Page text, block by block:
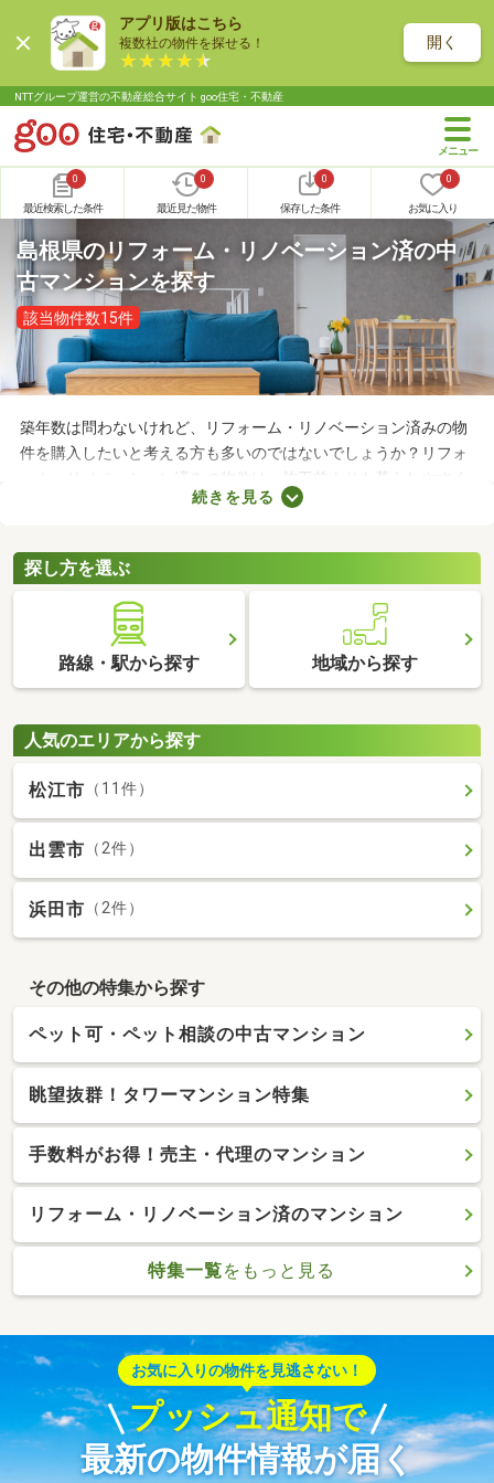
アプリ版はこちら
複数社の物件を探せる！ 開く
NTTグループ運営の不動産総合サイト goo住宅・不動産
0
最近検索した条件
0
最近見た物件
0
保存した条件
0
お気に入り
島根県のリフォーム・リノベーション済の中
古マンションを探す
該当物件数15件
築年数は問わないけれど、リフォーム・リノベーション済みの物
件を購入したいと考える方も多いのではないでしょうか？リフォ
ーム・リノベーション済みの物件は、施工前よりも暮らしやすく
なっていることがポイント。住みやすさを感じられる最良の物件
済みの中古マンションを紹介しますので、ぜひチェックしてみて
くださいね。
続きを見る
探し方を選ぶ
路線・駅から探す 地域から探す
人気のエリアから探す
松江市 （11件）
出雲市 （2件）
浜田市 （2件）
その他の特集から探す
ペット可・ペット相談の中古マンション
眺望抜群！タワーマンション特集
手数料がお得！売主・代理のマンション
リフォーム・リノベーション済のマンション
特集一覧をもっと見る
お気に入りの物件を見逃さない！
プッシュ通知で
最新の物件情報が届く